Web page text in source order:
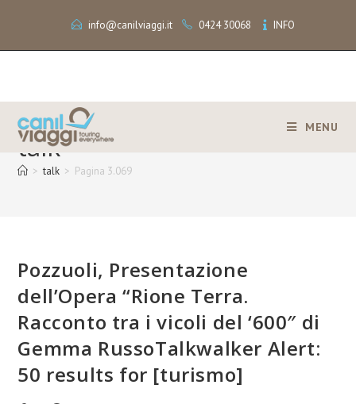
info@canilviaggi.it 0424 30068 INFO
MENU
talk
> talk > Pagina 3.069
Pozzuoli, Presentazione
dell’Opera “Rione Terra.
Racconto tra i vicoli del ‘600″ di
Gemma RussoTalkwalker Alert:
50 results for [turismo]